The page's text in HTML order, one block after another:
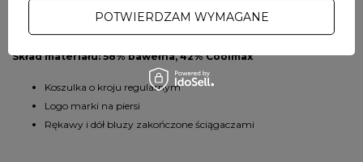
dotyku, a jednocześnie trwały, co przekłada się na długotrwały komfort
Skład materiału: 58% bawełna, 42% Coolmax
Koszulka o kroju regularnym
Logo marki na piersi
Rękawy i dół bluzy zakończone ściągaczami
POTWIERDZAM WYMAGANE